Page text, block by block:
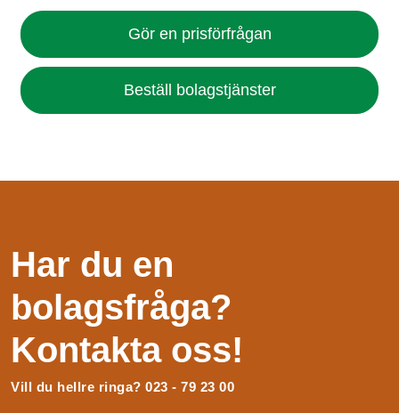
Gör en prisförfrågan
Beställ bolagstjänster
Har du en
bolagsfråga?
Kontakta oss!
Vill du hellre ringa? 023 - 79 23 00